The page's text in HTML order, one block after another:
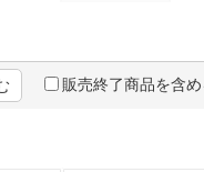
販売終了商品を含め